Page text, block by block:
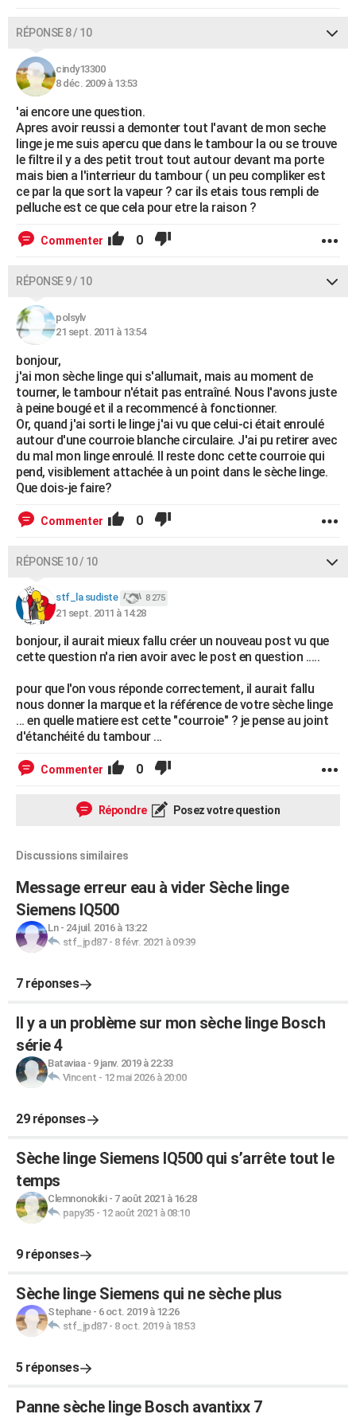
RÉPONSE 8 / 10
cindy13300
8 déc. 2009 à 13:53
'ai encore une question.
Apres avoir reussi a demonter tout l'avant de mon seche
linge je me suis apercu que dans le tambour la ou se trouve
le filtre il y a des petit trout tout autour devant ma porte
mais bien a l'interrieur du tambour ( un peu compliker est
ce par la que sort la vapeur ? car ils etais tous rempli de
pelluche est ce que cela pour etre la raison ?
Commenter 0
RÉPONSE 9 / 10
polsylv
21 sept. 2011 à 13:54
bonjour,
j'ai mon sèche linge qui s'allumait, mais au moment de
tourner, le tambour n'était pas entraîné. Nous l'avons juste
à peine bougé et il a recommencé à fonctionner.
Or, quand j'ai sorti le linge j'ai vu que celui-ci était enroulé
autour d'une courroie blanche circulaire. J'ai pu retirer avec
du mal mon linge enroulé. Il reste donc cette courroie qui
pend, visiblement attachée à un point dans le sèche linge.
Que dois-je faire?
Commenter 0
RÉPONSE 10 / 10
stf_la sudiste 8 275
21 sept. 2011 à 14:28
bonjour, il aurait mieux fallu créer un nouveau post vu que
cette question n'a rien avoir avec le post en question .....
pour que l'on vous réponde correctement, il aurait fallu
nous donner la marque et la référence de votre sèche linge
... en quelle matiere est cette "courroie" ? je pense au joint
d'étanchéité du tambour ...
Commenter 0
Répondre Posez votre question
Discussions similaires
Message erreur eau à vider Sèche linge
Siemens IQ500
Ln- 24 juil. 2016 à 13:22
stf_jpd87- 8 févr. 2021 à 09:39
7 réponses
Il y a un problème sur mon sèche linge Bosch
série 4
Bataviaa- 9 janv. 2019 à 22:33
Vincent - 12 mai 2026 à 20:00
29 réponses
Sèche linge Siemens IQ500 qui s’arrête tout le
temps
Clemnonokiki- 7 août 2021 à 16:28
papy35- 12 août 2021 à 08:10
9 réponses
Sèche linge Siemens qui ne sèche plus
Stephane- 6 oct. 2019 à 12:26
stf_jpd87- 8 oct. 2019 à 18:53
5 réponses
Panne sèche linge Bosch avantixx 7